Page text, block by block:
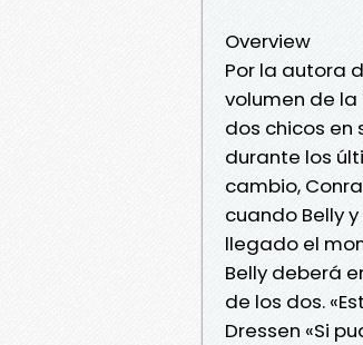
Overview
Por la autora
volumen de la
dos chicos en
durante los
cambio,
cuando Belly
llegado el
Belly deberá
de los dos.
Dressen «Si